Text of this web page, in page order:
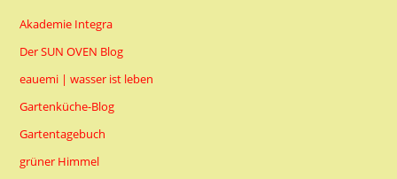
Akademie Integra
Der SUN OVEN Blog
eauemi | wasser ist leben
Gartenküche-Blog
Gartentagebuch
grüner Himmel